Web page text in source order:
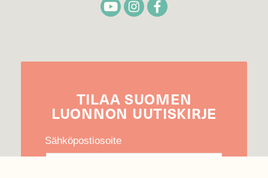
TILAA SUOMEN
LUONNON UUTIS­KIRJE
Sähköpostiosoite